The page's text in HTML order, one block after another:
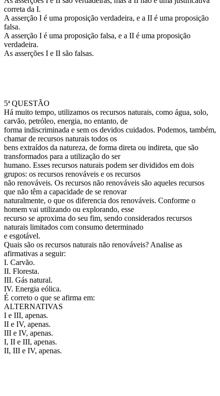
correta da I.
A asserção I é uma proposição verdadeira, e a II é uma proposição
falsa.
A asserção I é uma proposição falsa, e a II é uma proposição
verdadeira.
As asserções I e II são falsas.
5ª QUESTÃO
Há muito tempo, utilizamos os recursos naturais, como água, solo,
carvão, petróleo, energia, no entanto, de
forma indiscriminada e sem os devidos cuidados. Podemos, também,
chamar de recursos naturais todos os
bens extraídos da natureza, de forma direta ou indireta, que são
transformados para a utilização do ser
humano. Esses recursos naturais podem ser divididos em dois
grupos: os recursos renováveis e os recursos
não renováveis. Os recursos não renováveis são aqueles recursos
que não têm a capacidade de se renovar
naturalmente, o que os diferencia dos renováveis. Conforme o
homem vai utilizando ou explorando, esse
recurso se aproxima do seu fim, sendo considerados recursos
naturais limitados com consumo determinado
e esgotável.
Quais são os recursos naturais não renováveis? Analise as
afirmativas a seguir:
I. Carvão.
II. Floresta.
III. Gás natural.
IV. Energia eólica.
É correto o que se afirma em:
ALTERNATIVAS
I e III, apenas.
II e IV, apenas.
III e IV, apenas.
I, II e III, apenas.
II, III e IV, apenas.